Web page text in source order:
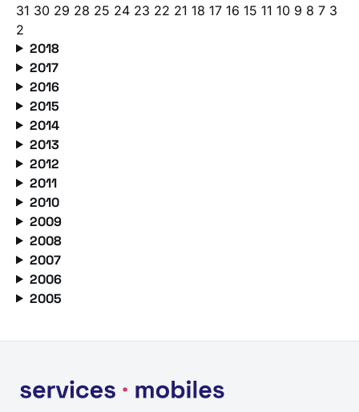
31 30 29 28 25 24 23 22 21 18 17 16 15 11 10 9 8 7 3
2
2018
2017
2016
2015
2014
2013
2012
2011
2010
2009
2008
2007
2006
2005